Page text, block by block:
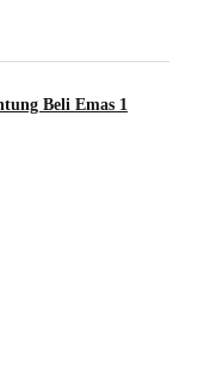
Beli Emas 1